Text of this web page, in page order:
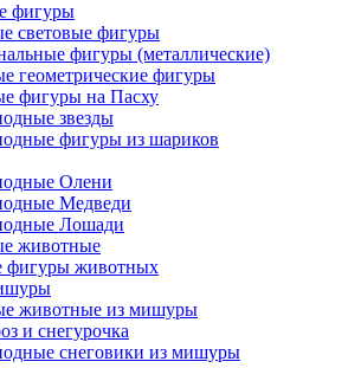
фигуры
световые фигуры
фигуры (металлические)
геометрические фигуры
фигуры на Пасху
звезды
фигуры из шариков
Олени
Медведи
Лошади
животные
фигуры животных
животные из мишуры
и снегурочка
снеговики из мишуры